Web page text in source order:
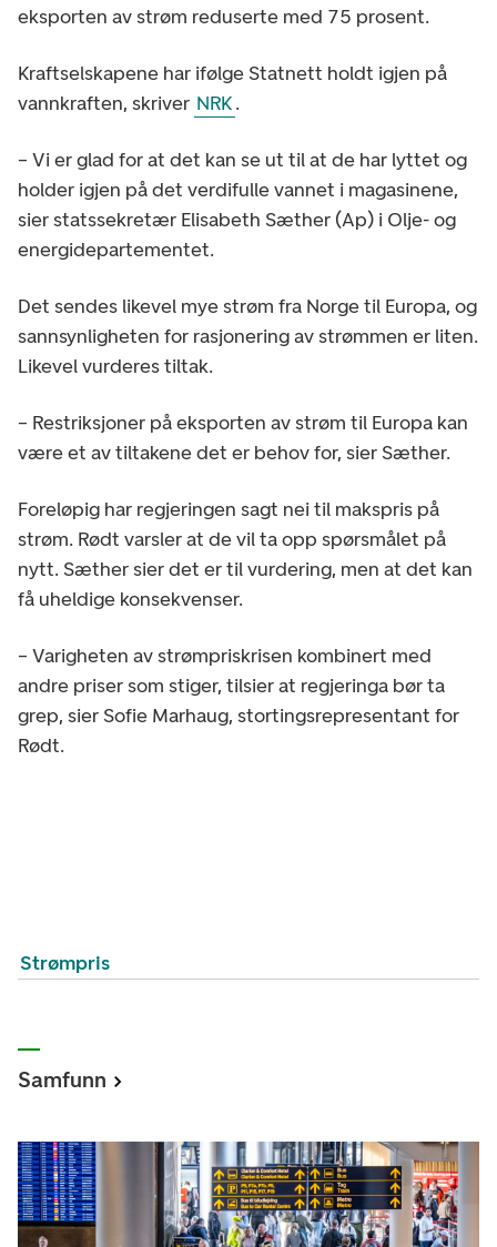
eksporten av strøm reduserte med 75 prosent.
Kraftselskapene har ifølge Statnett holdt igjen på
vannkraften, skriver NRK.
– Vi er glad for at det kan se ut til at de har lyttet og
holder igjen på det verdifulle vannet i magasinene,
sier statssekretær Elisabeth Sæther (Ap) i Olje- og
energidepartementet.
Det sendes likevel mye strøm fra Norge til Europa, og
sannsynligheten for rasjonering av strømmen er liten.
Likevel vurderes tiltak.
– Restriksjoner på eksporten av strøm til Europa kan
være et av tiltakene det er behov for, sier Sæther.
Foreløpig har regjeringen sagt nei til makspris på
strøm. Rødt varsler at de vil ta opp spørsmålet på
nytt. Sæther sier det er til vurdering, men at det kan
få uheldige konsekvenser.
– Varigheten av strømpriskrisen kombinert med
andre priser som stiger, tilsier at regjeringa bør ta
grep, sier Sofie Marhaug, stortingsrepresentant for
Rødt.
Strømpris
Samfunn